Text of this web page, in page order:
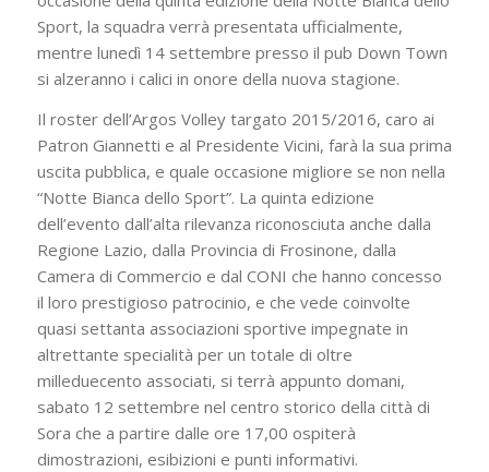
Sport, la squadra verrà presentata ufficialmente,
mentre lunedì 14 settembre presso il pub Down Town
si alzeranno i calici in onore della nuova stagione.
Il roster dell’Argos Volley targato 2015/2016, caro ai
Patron Giannetti e al Presidente Vicini, farà la sua prima
uscita pubblica, e quale occasione migliore se non nella
“Notte Bianca dello Sport”. La quinta edizione
dell’evento dall’alta rilevanza riconosciuta anche dalla
Regione Lazio, dalla Provincia di Frosinone, dalla
Camera di Commercio e dal CONI che hanno concesso
il loro prestigioso patrocinio, e che vede coinvolte
quasi settanta associazioni sportive impegnate in
altrettante specialità per un totale di oltre
milleduecento associati, si terrà appunto domani,
sabato 12 settembre nel centro storico della città di
Sora che a partire dalle ore 17,00 ospiterà
dimostrazioni, esibizioni e punti informativi.